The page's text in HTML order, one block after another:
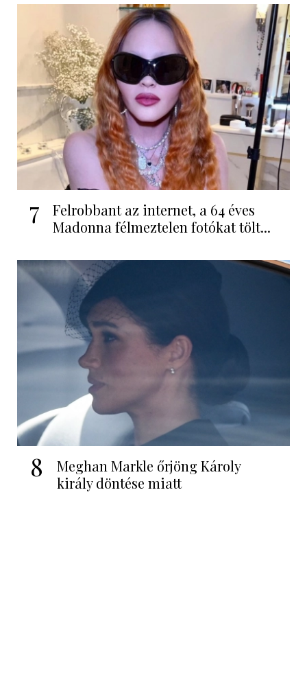
7
Felrobbant az internet, a 64 éves
Madonna félmeztelen fotókat tölt...
8
Meghan Markle őrjöng Károly
király döntése miatt